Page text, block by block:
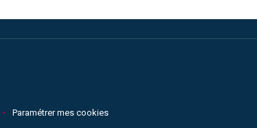
Paramétrer mes cookies